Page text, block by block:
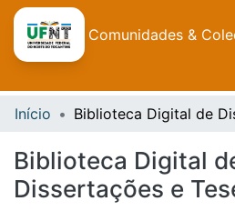
Comunidades &
Início
Biblioteca Digital
Dissertações e